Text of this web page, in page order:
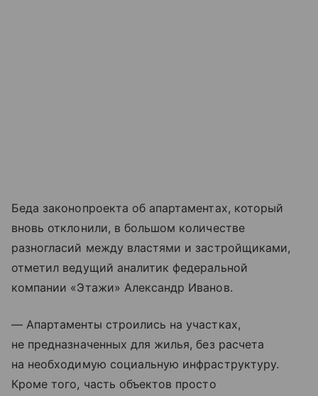
Беда законопроекта об апартаментах, который
вновь отклонили, в большом количестве
разногласий между властями и застройщиками,
отметил ведущий аналитик федеральной
компании «Этажи» Александр Иванов.
— Апартаменты строились на участках,
не предназначенных для жилья, без расчета
на необходимую социальную инфраструктуру.
Кроме того, часть объектов просто